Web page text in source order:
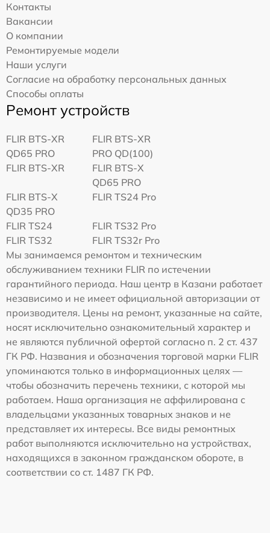
Контакты
Вакансии
О компании
Ремонтируемые модели
Наши услуги
Согласие на обработку персональных данных
Способы оплаты
Ремонт устройств
FLIR BTS-XR
QD65 PRO
FLIR BTS-XR
PRO QD(100)
FLIR BTS-XR
FLIR BTS-X
QD65 PRO
FLIR BTS-X
QD35 PRO
FLIR TS24 Pro
FLIR TS24
FLIR TS32 Pro
FLIR TS32
FLIR TS32r Pro
Мы занимаемся ремонтом и техническим
обслуживанием техники FLIR по истечении
гарантийного периода. Наш центр в Казани работает
независимо и не имеет официальной авторизации от
производителя. Цены на ремонт, указанные на сайте,
носят исключительно ознакомительный характер и
не являются публичной офертой согласно п. 2 ст. 437
ГК РФ. Названия и обозначения торговой марки FLIR
упоминаются только в информационных целях —
чтобы обозначить перечень техники, с которой мы
работаем. Наша организация не аффилирована с
владельцами указанных товарных знаков и не
представляет их интересы. Все виды ремонтных
работ выполняются исключительно на устройствах,
находящихся в законном гражданском обороте, в
соответствии со ст. 1487 ГК РФ.